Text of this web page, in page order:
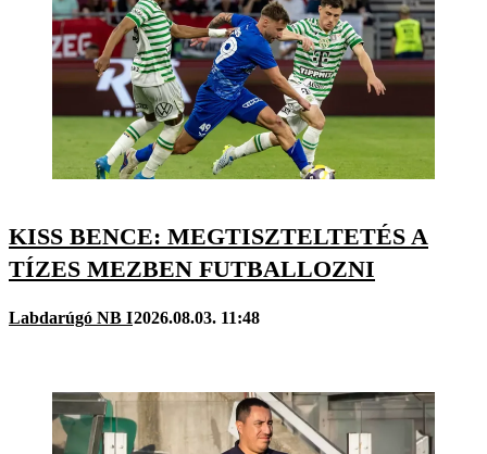
KISS BENCE: MEGTISZTELTETÉS A
TÍZES MEZBEN FUTBALLOZNI
Labdarúgó NB I2026.08.03. 11:48